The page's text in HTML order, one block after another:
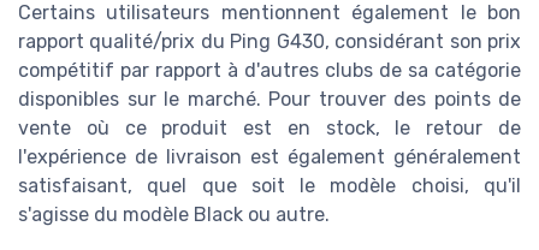
Certains utilisateurs mentionnent également le bon
rapport qualité/prix du Ping G430, considérant son prix
compétitif par rapport à d'autres clubs de sa catégorie
disponibles sur le marché. Pour trouver des points de
vente où ce produit est en stock, le retour de
l'expérience de livraison est également généralement
satisfaisant, quel que soit le modèle choisi, qu'il
s'agisse du modèle Black ou autre.